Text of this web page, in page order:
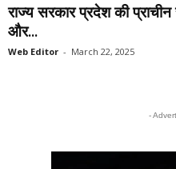
राज्य सरकार प्रदेश की
और...
Web Editor - March 22, 2025
-